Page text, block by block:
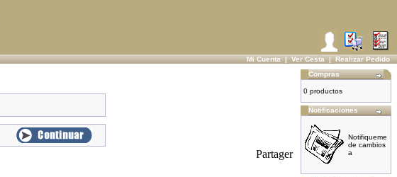
Mi Cuenta|Ver Cesta|Realizar Pedido
Partager
Compras
0 productos
Notificaciones
Notifiqueme
de cambios
a